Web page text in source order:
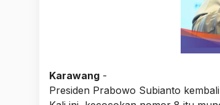
Karawang -
Presiden Prabowo Subianto